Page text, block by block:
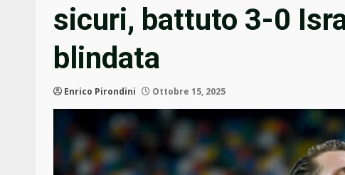
sicuri, battuto 3-0
blindata
Enrico Pirondini Ottobre 15, 2025